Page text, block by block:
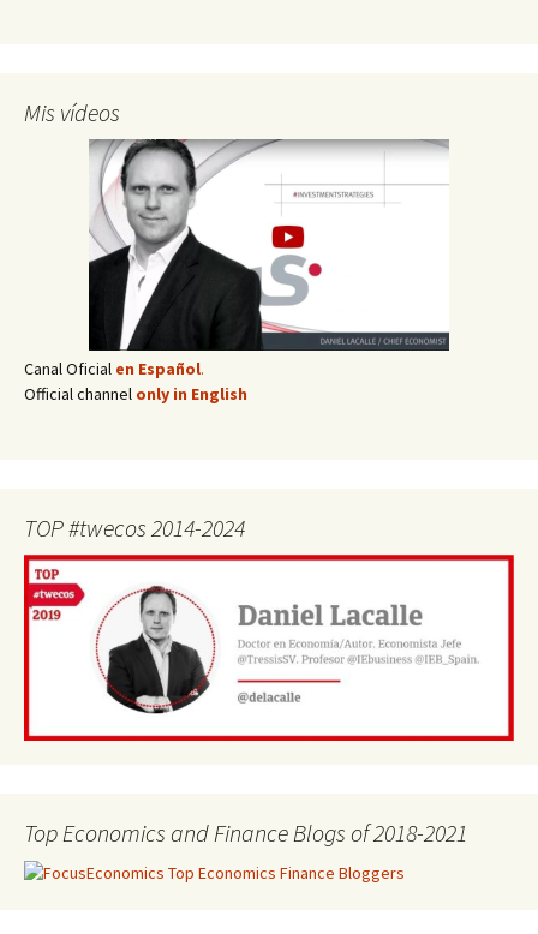
Mis vídeos
Canal Oficial en Español.
Official channel only in English
TOP #twecos 2014-2024
Top Economics and Finance Blogs of 2018-2021